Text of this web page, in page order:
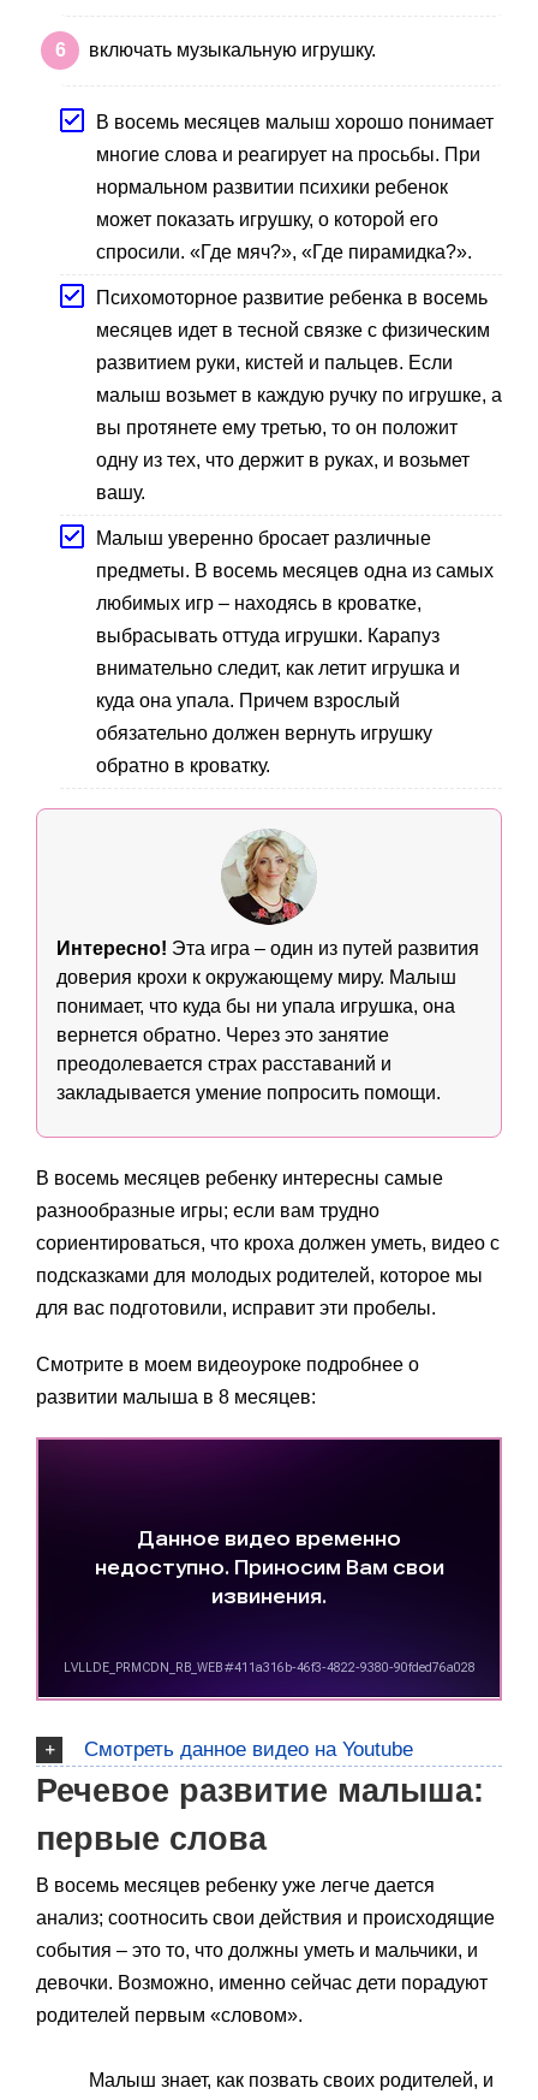
включать музыкальную игрушку.
В восемь месяцев малыш хорошо понимает
многие слова и реагирует на просьбы. При
нормальном развитии психики ребенок
может показать игрушку, о которой его
спросили. «Где мяч?», «Где пирамидка?».
Психомоторное развитие ребенка в восемь
месяцев идет в тесной связке с физическим
развитием руки, кистей и пальцев. Если
малыш возьмет в каждую ручку по игрушке, а
вы протянете ему третью, то он положит
одну из тех, что держит в руках, и возьмет
вашу.
Малыш уверенно бросает различные
предметы. В восемь месяцев одна из самых
любимых игр – находясь в кроватке,
выбрасывать оттуда игрушки. Карапуз
внимательно следит, как летит игрушка и
куда она упала. Причем взрослый
обязательно должен вернуть игрушку
обратно в кроватку.
Интересно! Эта игра – один из путей развития
доверия крохи к окружающему миру. Малыш
понимает, что куда бы ни упала игрушка, она
вернется обратно. Через это занятие
преодолевается страх расставаний и
закладывается умение попросить помощи.
В восемь месяцев ребенку интересны самые
разнообразные игры; если вам трудно
сориентироваться, что кроха должен уметь, видео с
подсказками для молодых родителей, которое мы
для вас подготовили, исправит эти пробелы.
Смотрите в моем видеоуроке подробнее о
развитии малыша в 8 месяцев:
Смотреть данное видео на Youtube
Речевое развитие малыша:
первые слова
В восемь месяцев ребенку уже легче дается
анализ; соотносить свои действия и происходящие
события – это то, что должны уметь и мальчики, и
девочки. Возможно, именно сейчас дети порадуют
родителей первым «словом».
Малыш знает, как позвать своих родителей, и